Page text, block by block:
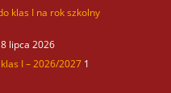
klas I na rok szkolny
8 lipca 2026
I – 2026/2027 1